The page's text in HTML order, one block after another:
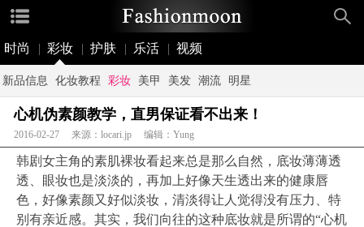
时尚 | 彩妆 | 护肤 | 乐活 | 视频
新品信息 化妆教程 彩妆 美甲 美发 潮流 明星
心机伪素颜教学，直男保证看不出来！
2016-02-27 来源：locari.jp 编辑：Yung
韩剧女主角的素肌裸妆看起来总是那么自然，底妆薄薄透
透、眼妆也是淡淡的，再加上好像天生透出来的健康唇
色，好像素颜又好似淡妆，清淡得让人觉得没有压力、特
别有亲近感。其实，我们向往的这种底妆就是所谓的“心机